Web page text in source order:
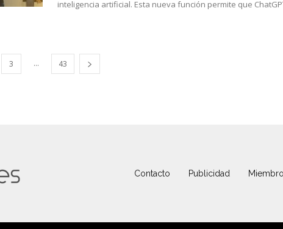
inteligencia artificial. Esta nueva función permite que
3 ... 43
Contacto Publicidad